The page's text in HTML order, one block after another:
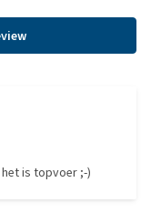
is topvoer ;-)